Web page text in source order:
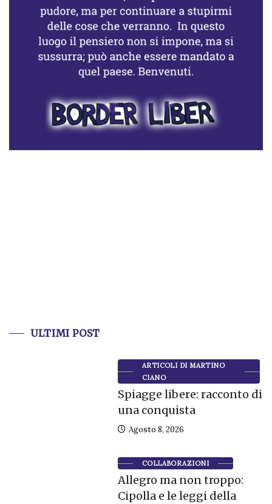
ULTIMI POST
ARTICOLI DI MARTINO
CIANO
Spiagge libere: racconto di
una conquista
Agosto 8, 2026
COLLABORAZIONI
Allegro ma non troppo:
Cipolla e le leggi della